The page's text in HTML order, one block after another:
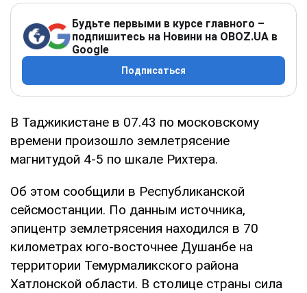
Будьте первыми в курсе главного –
подпишитесь на Новини на OBOZ.UA в
Google
Подписаться
В Таджикистане в 07.43 по московскому
времени произошло землетрясение
магнитудой 4-5 по шкале Рихтера.
Об этом сообщили в Республиканской
сейсмостанции. По данным источника,
эпицентр землетрясения находился в 70
километрах юго-восточнее Душанбе на
территории Темурмаликского района
Хатлонской области. В столице страны сила